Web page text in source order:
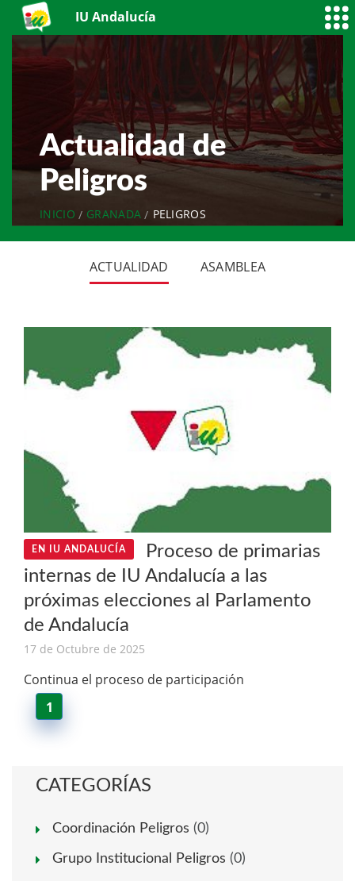
IU Andalucía
Actualidad de
Peligros
INICIO GRANADA PELIGROS
ACTUALIDAD ASAMBLEA
EN IU ANDALUCÍA
Proceso de primarias
internas de IU Andalucía a las
próximas elecciones al Parlamento
de Andalucía
17 de Octubre de 2025
Continua el proceso de participación
1
CATEGORÍAS
Coordinación Peligros (0)
Grupo Institucional Peligros (0)